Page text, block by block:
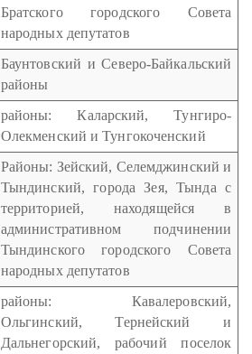
Братского городского Совета
народных депутатов
Баунтовский и Северо-Байкальский
районы
районы: Каларский, Тунгиро-
Олекменский и Тунгокоченский
Районы: Зейский, Селемджинский и
Тындинский, города Зея, Тында с
территорией, находящейся в
административном подчинении
Тындинского городского Совета
народных депутатов
районы: Кавалеровский,
Ольгинский, Тернейский и
Дальнегорский, рабочий поселок